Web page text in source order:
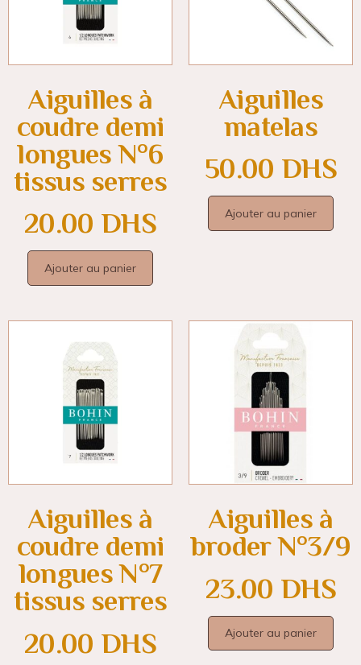
Aiguilles à
coudre demi
longues N°6
tissus serres
20.00 DHS
Ajouter au panier
Aiguilles
matelas
50.00 DHS
Ajouter au panier
Aiguilles à
coudre demi
longues N°7
tissus serres
20.00 DHS
Aiguilles à
broder N°3/9
23.00 DHS
Ajouter au panier